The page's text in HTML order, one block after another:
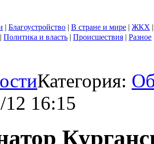
| Благоустройство | В стране и мире | ЖКХ
| Политика и власть | Происшествия | Разное
Категория:
16:15